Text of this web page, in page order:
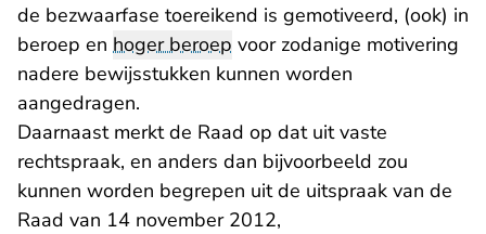
de bezwaarfase toereikend is gemotiveerd, (ook) in
beroep en hoger beroep voor zodanige motivering
nadere bewijsstukken kunnen worden
aangedragen.
Daarnaast merkt de Raad op dat uit vaste
rechtspraak, en anders dan bijvoorbeeld zou
kunnen worden begrepen uit de uitspraak van de
Raad van 14 november 2012,